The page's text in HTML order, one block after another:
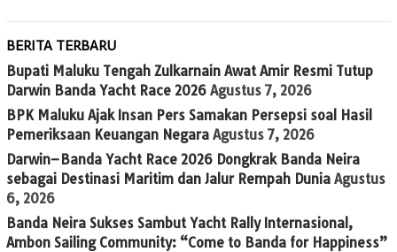
BERITA TERBARU
Bupati Maluku Tengah Zulkarnain Awat Amir Resmi Tutup
Darwin Banda Yacht Race 2026 Agustus 7, 2026
BPK Maluku Ajak Insan Pers Samakan Persepsi soal Hasil
Pemeriksaan Keuangan Negara Agustus 7, 2026
Darwin–Banda Yacht Race 2026 Dongkrak Banda Neira
sebagai Destinasi Maritim dan Jalur Rempah Dunia Agustus
6, 2026
Banda Neira Sukses Sambut Yacht Rally Internasional,
Ambon Sailing Community: “Come to Banda for Happiness”